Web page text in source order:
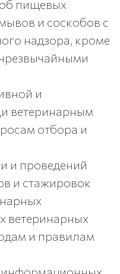
пищевых
и соскобов с
надзора, кроме
и
ветеринарным
отбора и
и проведений
и стажировок
ветеринарных
и правилам